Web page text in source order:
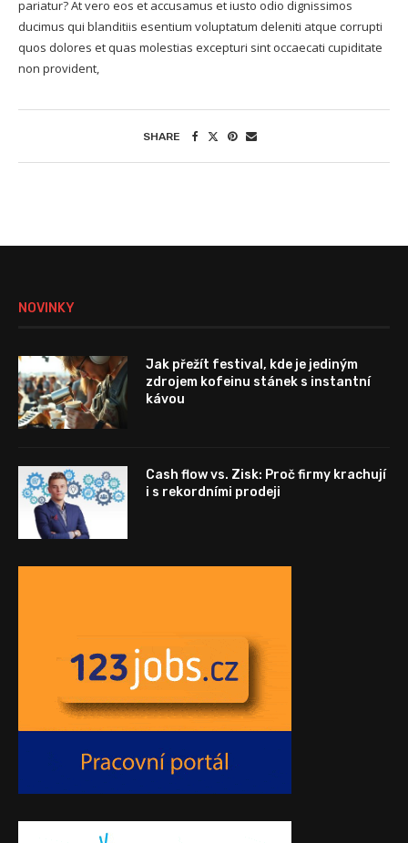
pariatur? At vero eos et accusamus et iusto odio dignissimos
ducimus qui blanditiis esentium voluptatum deleniti atque corrupti
quos dolores et quas molestias excepturi sint occaecati cupiditate
non provident,
SHARE
NOVINKY
Jak přežít festival, kde je jediným
zdrojem kofeinu stánek s instantní
kávou
Cash flow vs. Zisk: Proč firmy krachují
i s rekordními prodeji